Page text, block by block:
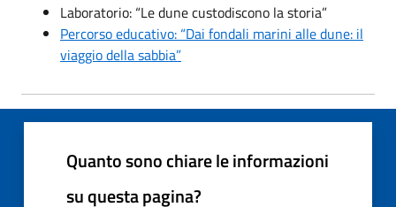
Laboratorio: “Le dune custodiscono la storia”
Percorso educativo: “Dai fondali marini alle dune: il
viaggio della sabbia”
Quanto sono chiare le informazioni
su questa pagina?